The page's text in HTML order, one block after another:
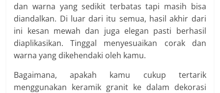
dan warna yang sedikit terbatas tapi masih bisa
diandalkan. Di luar dari itu semua, hasil akhir dari
ini kesan mewah dan juga elegan pasti berhasil
diaplikasikan. Tinggal menyesuaikan corak dan
warna yang dikehendaki oleh kamu.
Bagaimana, apakah kamu cukup tertarik
menggunakan keramik granit ke dalam dekorasi